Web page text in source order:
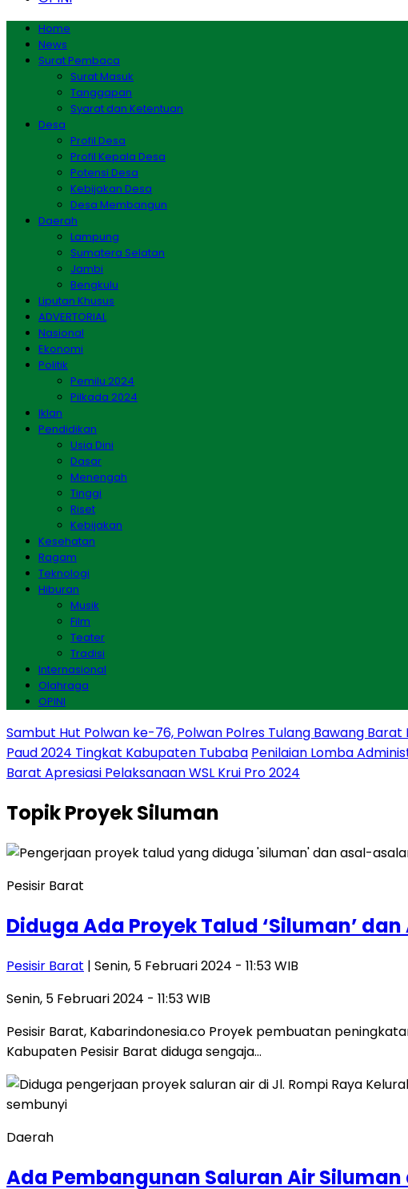
Home
News
Surat Pembaca
Surat Masuk
Tanggapan
Syarat dan Ketentuan
Desa
Profil Desa
Profil Kepala Desa
Potensi Desa
Kebijakan Desa
Desa Membangun
Daerah
Lampung
Sumatera Selatan
Jambi
Bengkulu
Liputan Khusus
ADVERTORIAL
Nasional
Ekonomi
Politik
Pemilu 2024
Pilkada 2024
Iklan
Pendidikan
Usia Dini
Dasar
Menengah
Tinggi
Riset
Kebijakan
Kesehatan
Ragam
Teknologi
Hiburan
Musik
Film
Teater
Tradisi
Internasional
Olahraga
OPINI
Sambut Hut Polwan ke-76, Polwan Polres Tulang Bawang
Paud 2024 Tingkat Kabupaten Tubaba Penilaian Lomba
Barat Apresiasi Pelaksanaan WSL Krui Pro 2024
TopikProyek Siluman
Pesisir Barat
Diduga Ada Proyek Talud ‘Siluman’
Pesisir Barat | Senin, 5 Februari 2024 - 11:53 WIB
Senin, 5 Februari 2024 - 11:53 WIB
Pesisir Barat, Kabarindonesia.co Proyek pembuatan
Kabupaten Pesisir Barat diduga sengaja…
Daerah
Ada Pembangunan Saluran Air